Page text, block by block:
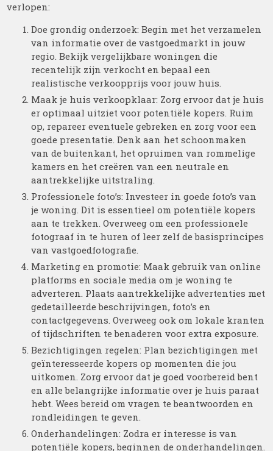
verlopen:
Doe grondig onderzoek: Begin met het verzamelen
van informatie over de vastgoedmarkt in jouw
regio. Bekijk vergelijkbare woningen die
recentelijk zijn verkocht en bepaal een
realistische verkoopprijs voor jouw huis.
Maak je huis verkoopklaar: Zorg ervoor dat je huis
er optimaal uitziet voor potentiële kopers. Ruim
op, repareer eventuele gebreken en zorg voor een
goede presentatie. Denk aan het schoonmaken
van de buitenkant, het opruimen van rommelige
kamers en het creëren van een neutrale en
aantrekkelijke uitstraling.
Professionele foto’s: Investeer in goede foto’s van
je woning. Dit is essentieel om potentiële kopers
aan te trekken. Overweeg om een professionele
fotograaf in te huren of leer zelf de basisprincipes
van vastgoedfotografie.
Marketing en promotie: Maak gebruik van online
platforms en sociale media om je woning te
adverteren. Plaats aantrekkelijke advertenties met
gedetailleerde beschrijvingen, foto’s en
contactgegevens. Overweeg ook om lokale kranten
of tijdschriften te benaderen voor extra exposure.
Bezichtigingen regelen: Plan bezichtigingen met
geïnteresseerde kopers op momenten die jou
uitkomen. Zorg ervoor dat je goed voorbereid bent
en alle belangrijke informatie over je huis paraat
hebt. Wees bereid om vragen te beantwoorden en
rondleidingen te geven.
Onderhandelingen: Zodra er interesse is van
potentiële kopers, beginnen de onderhandelingen.